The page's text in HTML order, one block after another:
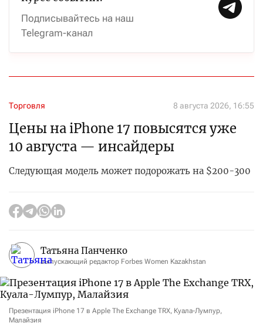
Подписывайтесь на наш
Telegram-канал
Торговля 8 августа 2026, 16:55
Цены на iPhone 17 повысятся уже
10 августа — инсайдеры
Следующая модель может подорожать на $200-300
Татьяна Панченко
выпускающий редактор Forbes Women Kazakhstan
Презентация iPhone 17 в Apple The Exchange TRX, Куала-Лумпур,
Малайзия